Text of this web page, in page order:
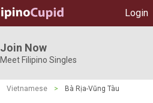
Login
Join Now
Meet Filipino Singles
Vietnamese > Bà Rịa-Vũng Tàu